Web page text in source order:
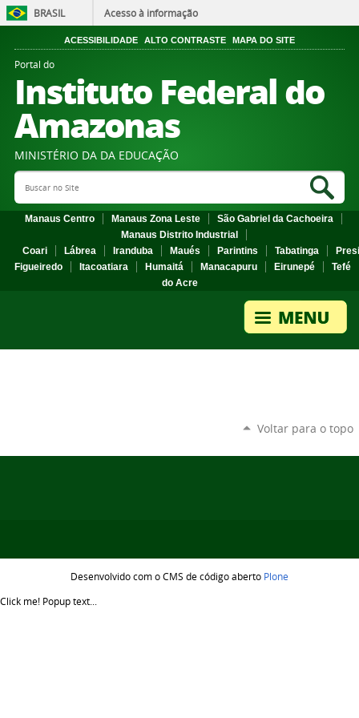
BRASIL Acesso à informação
ACESSIBILIDADE ALTO CONTRASTE MAPA DO SITE
Portal do
Instituto Federal do
Amazonas
MINISTÉRIO DA DA EDUCAÇÃO
Search Site
Manaus Centro Manaus Zona Leste
São Gabriel da Cachoeira
Manaus Distrito Industrial
Coari
Lábrea Iranduba Maués Parintins Tabatinga
Figueiredo
Itacoatiara Humaitá Manacapuru Eirunepé
Tefé
do Acre
Voltar para o topo
Desenvolvido com o CMS de código aberto Plone
Click me! Popup text...